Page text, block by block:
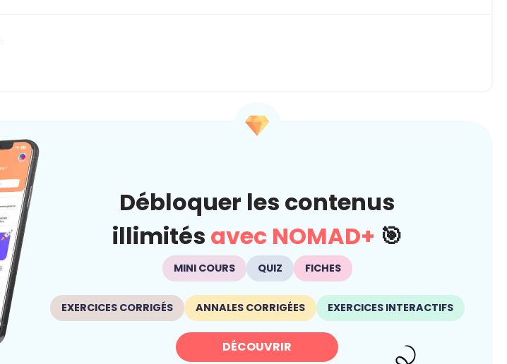
Débloquer les contenus
illimités avec NOMAD+ 🎯
MINI COURS QUIZ FICHES
EXERCICES CORRIGÉS ANNALES CORRIGÉES EXERCICES INTERACTIFS
DÉCOUVRIR